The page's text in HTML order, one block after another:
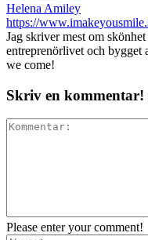
Helena Amiley
https://
Jag skriver mest om
entreprenörlivet och bygget
we come!
Skriv en kommentar!
Please enter your comment!